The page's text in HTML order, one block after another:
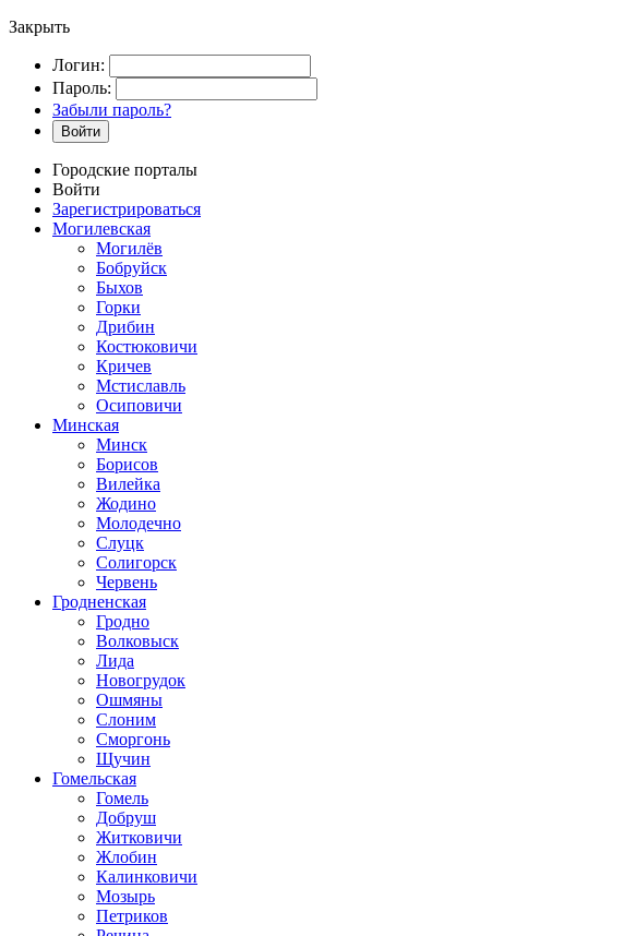
Закрыть
Логин:
Пароль:
Забыли пароль?
Войти
Городские порталы
Войти
Зарегистрироваться
Могилевская
Могилёв
Бобруйск
Быхов
Горки
Дрибин
Костюковичи
Кричев
Мстиславль
Осиповичи
Минская
Минск
Борисов
Вилейка
Жодино
Молодечно
Слуцк
Солигорск
Червень
Гродненская
Гродно
Волковыск
Лида
Новогрудок
Ошмяны
Слоним
Сморгонь
Щучин
Гомельская
Гомель
Добруш
Житковичи
Жлобин
Калинковичи
Мозырь
Петриков